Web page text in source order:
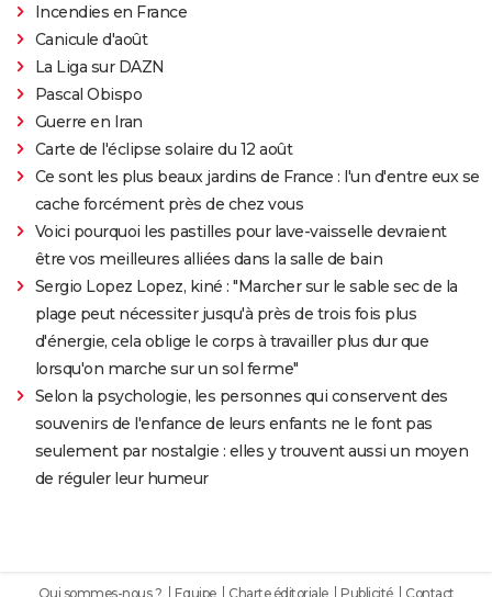
Incendies en France
Canicule d'août
La Liga sur DAZN
Pascal Obispo
Guerre en Iran
Carte de l'éclipse solaire du 12 août
Ce sont les plus beaux jardins de France : l'un d'entre eux se
cache forcément près de chez vous
Voici pourquoi les pastilles pour lave-vaisselle devraient
être vos meilleures alliées dans la salle de bain
Sergio Lopez Lopez, kiné : "Marcher sur le sable sec de la
plage peut nécessiter jusqu'à près de trois fois plus
d'énergie, cela oblige le corps à travailler plus dur que
lorsqu'on marche sur un sol ferme"
Selon la psychologie, les personnes qui conservent des
souvenirs de l'enfance de leurs enfants ne le font pas
seulement par nostalgie : elles y trouvent aussi un moyen
de réguler leur humeur
Qui sommes-nous ? Equipe Charte éditoriale Publicité Contact